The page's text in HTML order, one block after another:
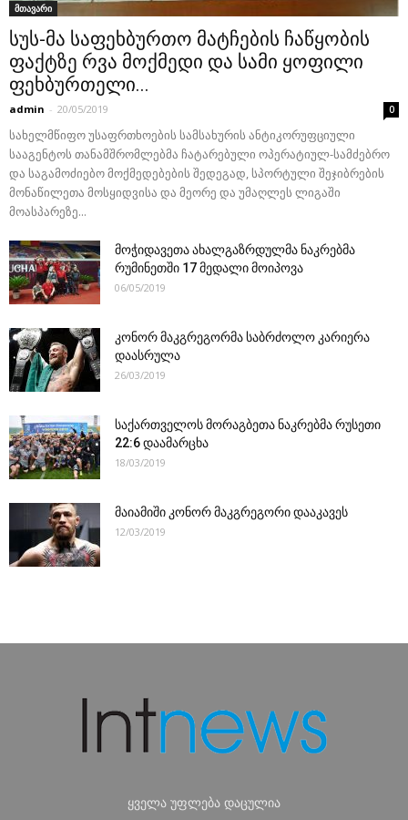
მთავარი
სუს-მა საფეხბურთო მატჩების ჩაწყობის
ფაქტზე რვა მოქმედი და სამი ყოფილი
ფეხბურთელი...
admin - 20/05/2019 0
სახელმწიფო უსაფრთხოების სამსახურის ანტიკორუფციული
სააგენტოს თანამშრომლებმა ჩატარებული ოპერატიულ-სამძებრო
და საგამოძიებო მოქმედებების შედეგად, სპორტული შეჯიბრების
მონაწილეთა მოსყიდვისა და მეორე და უმაღლეს ლიგაში
მოასპარეზე...
მოჭიდავეთა ახალგაზრდულმა ნაკრებმა
რუმინეთში 17 მედალი მოიპოვა
06/05/2019
კონორ მაკგრეგორმა საბრძოლო კარიერა
დაასრულა
26/03/2019
საქართველოს მორაგბეთა ნაკრებმა რუსეთი
22:6 დაამარცხა
18/03/2019
მაიამიში კონორ მაკგრეგორი დააკავეს
12/03/2019
ყველა უფლება დაცულია